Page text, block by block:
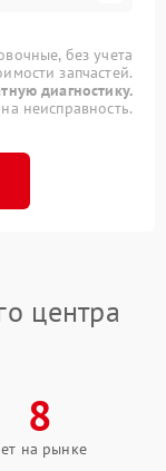
без учета
запчастей.
диагностику.
неисправность.
центра
8
на рынке